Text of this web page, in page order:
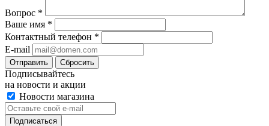
Вопрос *
Ваше имя *
Контактный телефон *
E-mail
Отправить Сбросить
Подписывайтесь
на новости и акции
Новости магазина